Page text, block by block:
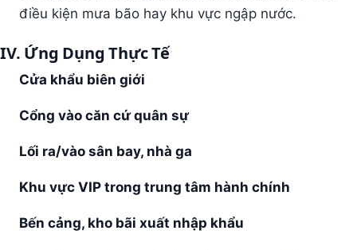
điều kiện mưa bão hay khu vực ngập nước.
IV. Ứng Dụng Thực Tế
Cửa khẩu biên giới
Cổng vào căn cứ quân sự
Lối ra/vào sân bay, nhà ga
Khu vực VIP trong trung tâm hành chính
Bến cảng, kho bãi xuất nhập khẩu